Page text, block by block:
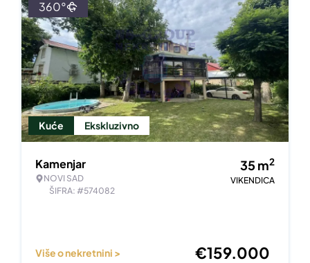
Kuće Ekskluzivno
360°
Kamenjar
NOVI SAD
ŠIFRA: #574082
35m2
VIKENDICA
Više o nekretnini > €159.000